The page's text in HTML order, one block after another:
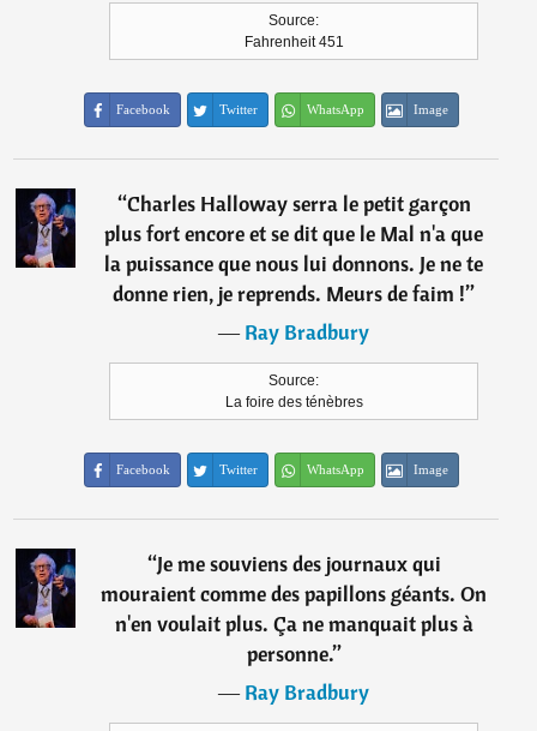
Source:
Fahrenheit 451
Facebook Twitter WhatsApp Image
“Charles Halloway serra le petit garçon
plus fort encore et se dit que le Mal n'a que
la puissance que nous lui donnons. Je ne te
donne rien, je reprends. Meurs de faim !”
―Ray Bradbury
Source:
La foire des ténèbres
Facebook Twitter WhatsApp Image
“Je me souviens des journaux qui
mouraient comme des papillons géants. On
n'en voulait plus. Ça ne manquait plus à
personne.”
―Ray Bradbury